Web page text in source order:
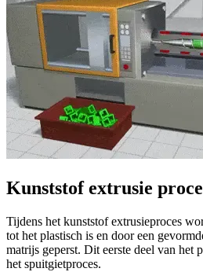
Kunststof extrusie
Tijdens het kunststof extrusieproces
tot het plastisch is en door een
matrijs geperst. Dit eerste deel van het
het spuitgietproces.